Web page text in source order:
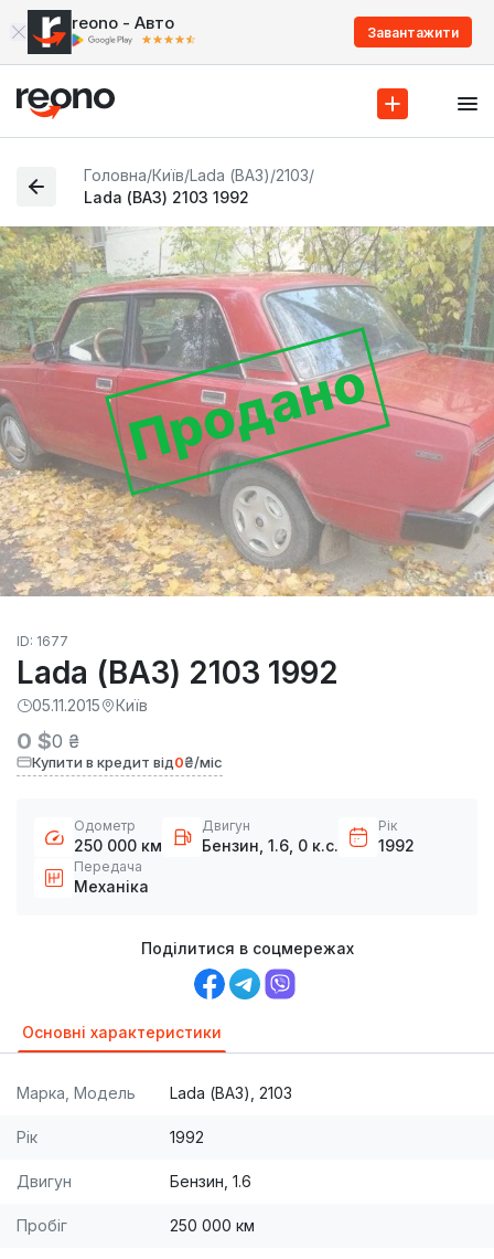
reono - Авто Завантажити
Головна/Київ/Lada (ВАЗ)/2103/
Lada (ВАЗ) 2103 1992
Продано
ID: 1677
Lada (ВАЗ) 2103 1992
05.11.2015 Київ
0 $0 ₴
Купити в кредит від0₴/міс
Одометр
250 000 км
Двигун
Бензин, 1.6, 0 к.с.
Рік
1992
Передача
Механіка
Поділитися в соцмережах
Основні характеристики
Марка, Модель Lada (ВАЗ), 2103
Рік 1992
Двигун Бензин, 1.6
Пробіг 250 000 км